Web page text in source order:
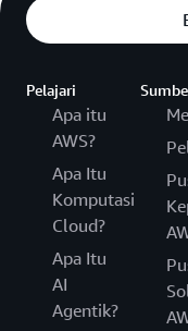
Pelajari
Apa itu
AWS?
Apa Itu
Komputasi
Cloud?
Apa Itu
AI
Agentik?